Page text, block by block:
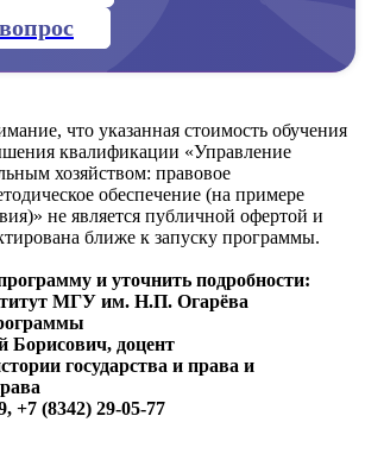
что указанная стоимость обучения
квалификации «Управление
хозяйством: правовое
обеспечение (на примере
не является публичной офертой и
ближе к запуску программы.
и уточнить подробности:
МГУ им. Н.П. Огарёва
Борисович, доцент
государства и права и
+7 (8342) 29-05-77